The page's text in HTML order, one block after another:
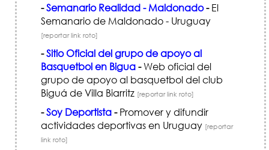
-Semanario Realidad - Maldonado-El
Semanario de Maldonado - Uruguay
[reportar link roto]
-Sitio Oficial del grupo de apoyo al
Basquetbol en Bigua-Web oficial del
grupo de apoyo al basquetbol del club
Biguá de Villa Biarritz [reportar link roto]
-Soy Deportista-Promover y difundir
actividades deportivas en Uruguay [reportar
link roto]